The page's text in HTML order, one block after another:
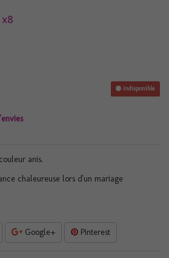
Indisponible
anis.
chaleureuse lors d'un mariage
Google+ Pinterest